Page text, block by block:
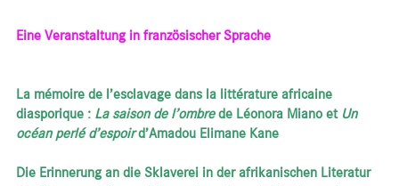
Eine Veranstaltung in französischer Sprache
La mémoire de l’esclavage dans la littérature africaine
diasporique : La saison de l’ombrede Léonora Miano et Un
océan perlé d’espoird’Amadou Elimane Kane
Die Erinnerung an die Sklaverei in der afrikanischen Literatur